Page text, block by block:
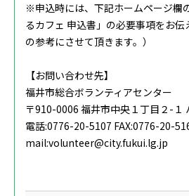
※申込時には、下記ホームページ欄
るカフェ 申込書」の必要事項をお
の参考にさせて頂きます。）‌‌‌‌
【お問い合わせ先】
福井市総合ボランティアセンター‌‌‌‌‌
〒910-0006 福井市中央１丁目２-１
電話:0776-20-5107 FAX:0776-20-
mail:volunteer@city.fukui.lg.jp